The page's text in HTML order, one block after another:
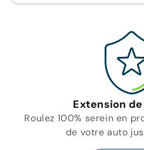
Extension
Roulez 100% serein en
de votre auto